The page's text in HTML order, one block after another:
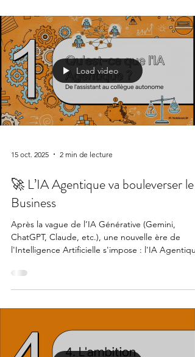
Load video
15 oct. 2025 2 min de lecture
🚀 L’IA Agentique va bouleverser le
Business
Après la vague de l’IA Générative (Gemini,
ChatGPT, Claude, etc.), une nouvelle ère de
l'Intelligence Artificielle s'impose : l'IA